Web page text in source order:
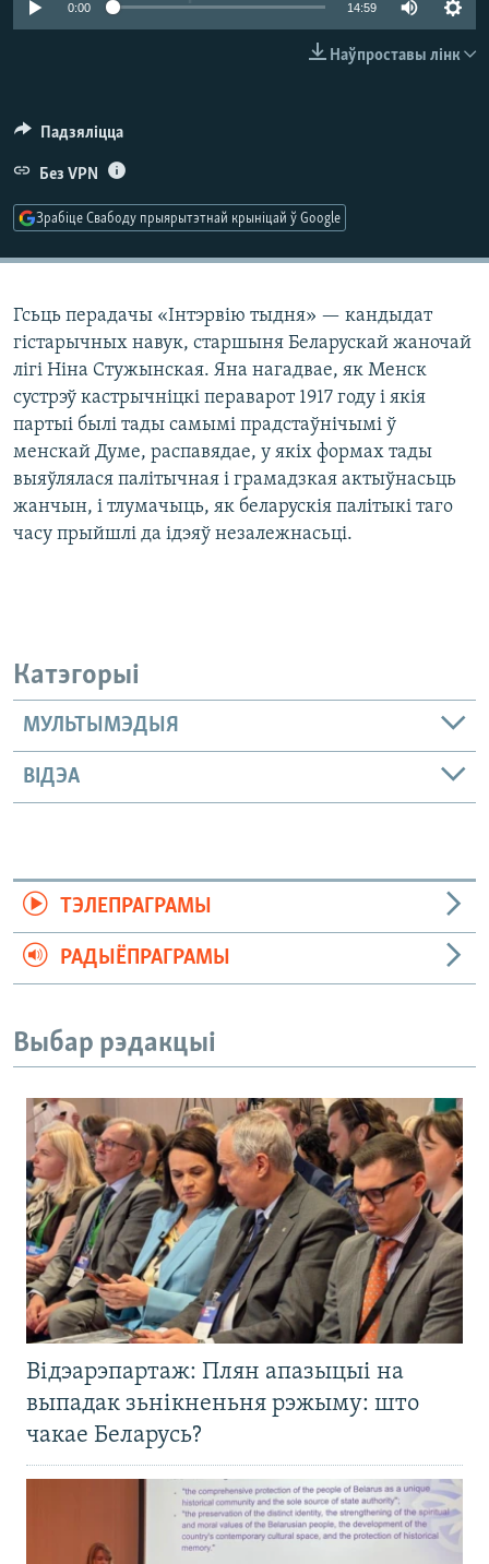
КУЛЬТУРА
МОВА0:00 14:59
Наўпроставы лінк
Падзяліцца
Без VPN
Зрабіце Свабоду прыярытэтнай крыніцай ў Google
Гсьць перадачы «Інтэрвію тыдня» — кандыдат
гістарычных навук, старшыня Беларускай жаночай
лігі Ніна Стужынская. Яна нагадвае, як Менск
сустрэў кастрычніцкі пераварот 1917 году і якія
партыі былі тады самымі прадстаўнічымі ў
менскай Думе, распавядае, у якіх формах тады
выяўлялася палітычная і грамадзкая актыўнасьць
жанчын, і тлумачыць, як беларускія палітыкі таго
часу прыйшлі да ідэяў незалежнасьці.
Катэгорыі
МУЛЬТЫМЭДЫЯ
ВІДЭА
ТЭЛЕПРАГРАМЫ
РАДЫЁПРАГРАМЫ
Выбар рэдакцыі
Відэарэпартаж: Плян апазыцыі на
выпадак зьнікненьня рэжыму: што
чакае Беларусь?